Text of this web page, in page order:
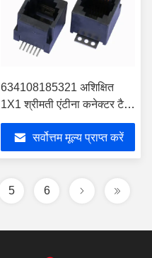
634108185321 अशिक्षित
1X1 श्रीमती एंटीना कनेक्टर टैब
नीचे LPJE29972NNL
सर्वोत्तम मूल्य प्राप्त करें
5 6